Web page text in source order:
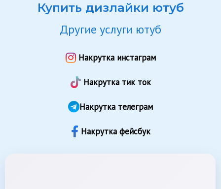
Купить дизлайки ютуб
Другие услуги ютуб
Накрутка инстаграм
Накрутка тик ток
Накрутка телеграм
Накрутка фейсбук